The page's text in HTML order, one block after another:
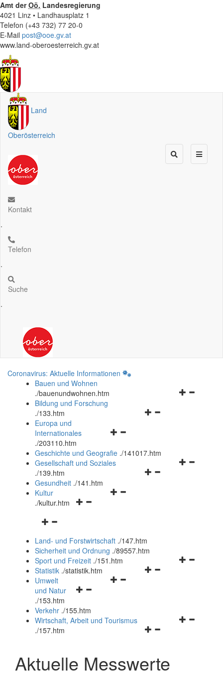
Amt derOö. Landesregierung
4021 Linz • Landhausplatz 1
Telefon (+43 732) 77 20-0
E-Mail post@ooe.gv.at
www.land-oberoesterreich.gv.at
Land
Oberösterreich
Kontakt
.
Telefon
.
Suche
.
Coronavirus: Aktuelle Informationen
Bauen und Wohnen
./bauenundwohnen.htm
Navigationsmenü
Bildung und Forschung
./133.htm
Navigationsmenü
und
schließen
Europa und
Internationales
./203110.htm
Geschichte und Geografie ./141017.htm
Navigationsmenü
Gesellschaft und Soziales
./139.htm
Navigationsmenü
Gesundheit ./141.htm
Navigationsmenü
Kultur
./kultur.htm
Navigationsmenü
und
schließen
Land- und Forstwirtschaft ./147.htm
Sicherheit und Ordnung ./89557.htm
Navigationsmenü
Sport und Freizeit ./151.htm
Navigationsmenü
Statistik ./statistik.htm
Navigationsmenü
und
schließen
Umwelt
und Natur
./153.htm
Verkehr ./155.htm
Navigationsmenü
schließen
Wirtschaft, Arbeit und Tourismus
./157.htm
Aktuelle Messwerte